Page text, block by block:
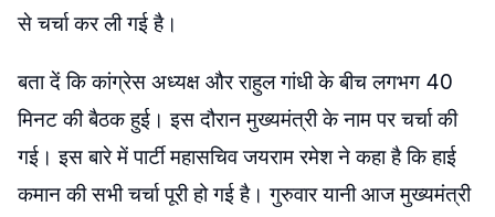
से चर्चा कर ली गई है।
बता दें कि कांग्रेस अध्यक्ष और राहुल गांधी के बीच लगभग 40
मिनट की बैठक हुई। इस दौरान मुख्यमंत्री के नाम पर चर्चा की
गई। इस बारे में पार्टी महासचिव जयराम रमेश ने कहा है कि हाई
कमान की सभी चर्चा पूरी हो गई है। गुरुवार यानी आज मुख्यमंत्री